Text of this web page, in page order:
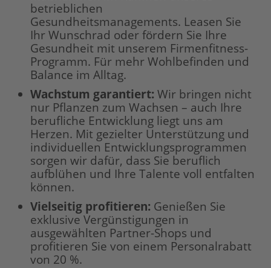
betrieblichen
Gesundheitsmanagements. Leasen Sie
Ihr Wunschrad oder fördern Sie Ihre
Gesundheit mit unserem Firmenfitness-
Programm. Für mehr Wohlbefinden und
Balance im Alltag.
Wachstum garantiert: Wir bringen nicht
nur Pflanzen zum Wachsen – auch Ihre
berufliche Entwicklung liegt uns am
Herzen. Mit gezielter Unterstützung und
individuellen Entwicklungsprogrammen
sorgen wir dafür, dass Sie beruflich
aufblühen und Ihre Talente voll entfalten
können.
Vielseitig profitieren: Genießen Sie
exklusive Vergünstigungen in
ausgewählten Partner-Shops und
profitieren Sie von einem Personalrabatt
von 20 %.